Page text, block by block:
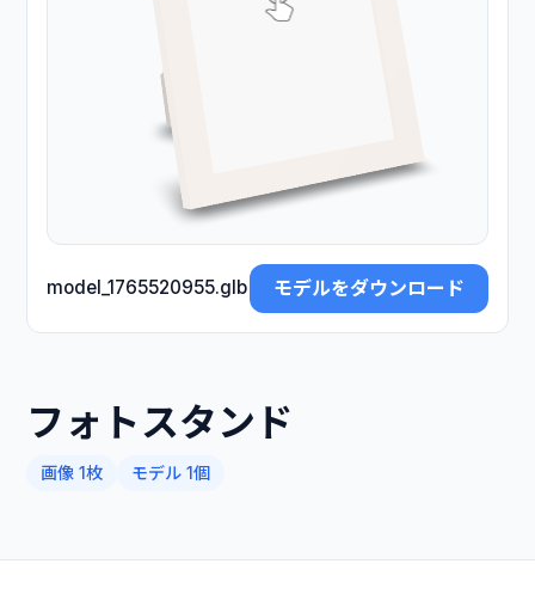
model_1765520955.glb モデルをダウンロード
フォトスタンド
画像 1枚 モデル 1個